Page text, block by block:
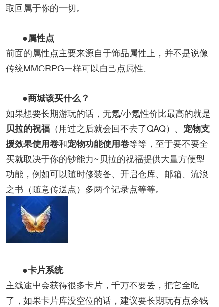
取回属于你的一切。
●属性点
前面的属性点主要来源自于饰品属性上，并不是说像
传统MMORPG一样可以自己点属性。
●商城该买什么？
如果想要长期游玩的话，无氪/小氪性价比最高的就是
贝拉的祝福 （用过之后就会回不去了QAQ）、 宠物支
援效果使用卷和宠物功能使用卷等等，至于要不要全
买就取决于你的钞能力~贝拉的祝福提供大量方便型
功能，例如可以随时修装备、开启仓库、邮箱、流浪
之书（随意传送点）多两个记录点等等。
●卡片系统
主线途中会获得很多卡片，千万不要丢，把它全吃
了，如果卡片库没空位的话，建议要长期玩有点余钱